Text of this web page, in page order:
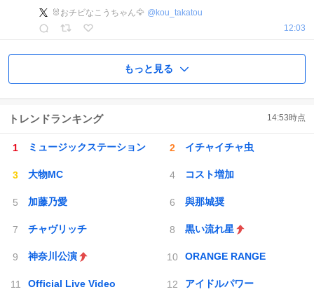
🐰おチビなこうちゃん🦅 @ kou_takatou
12:03
もっと見る
トレンドランキング 14:53時点
ミュージックステーション イチャイチャ虫
大物MC コスト増加
加藤乃愛 與那城奨
チャヴリッチ 黒い流れ星
神奈川公演 ORANGE RANGE
Official Live Video アイドルパワー